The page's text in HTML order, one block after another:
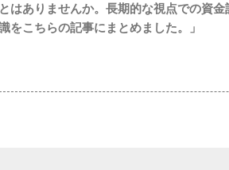
はありませんか。長期的な視点での資
こちらの記事にまとめました。」